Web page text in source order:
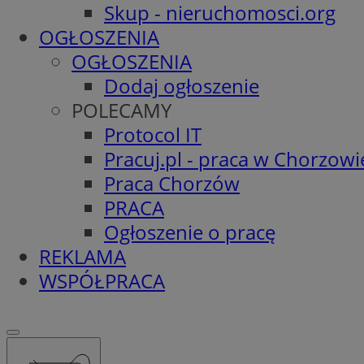
Skup - nieruchomosci.org
OGŁOSZENIA
OGŁOSZENIA
Dodaj ogłoszenie
POLECAMY
Protocol IT
Pracuj.pl - praca w
Praca Chorzów
PRACA
Ogłoszenie o pracę
REKLAMA
WSPÓŁPRACA